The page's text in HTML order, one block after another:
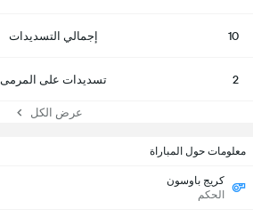
10 إجمالي التسديدات
2 تسديدات على المرمى
عرض الكل
معلومات حول المباراة
كريج باوسون
الحكم